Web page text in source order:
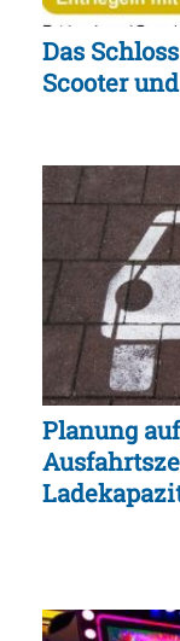
Das
Scooter
Planung